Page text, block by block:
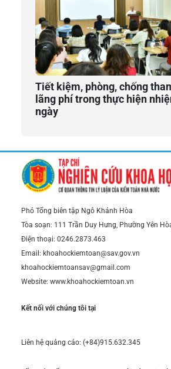
Tiết kiệm, phòng, chống
lãng phí trong thực hiện
ngày
Phó Tổng biên tập Ngô Khánh Hòa
Tòa soạn: 111 Trần Duy Hưng, Phường Yên
Điện thoại: 0246.2873.463
Email: khoahockiemtoan@sav.gov.vn
khoahockiemtoansav@gmail.com
Website: www.khoahockiemtoan.vn
Kết nối với chúng tôi tại
Liên hệ quảng cáo: (+84)915.632.345